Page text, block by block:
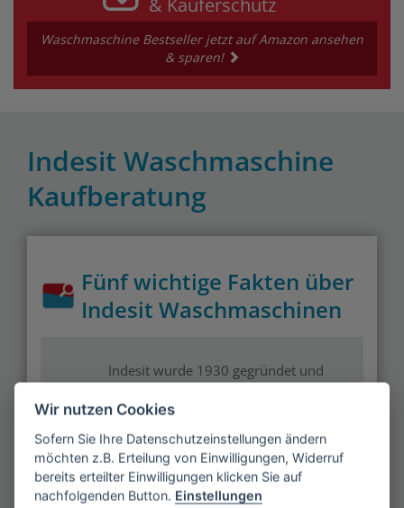
& Käuferschutz
Waschmaschine Bestseller jetzt auf Amazon ansehen
& sparen!
Indesit Waschmaschine
Kaufberatung
Fünf wichtige Fakten über
Indesit Waschmaschinen
Indesit wurde 1930 gegründet und
Warmwasserboiler und einiges mehr
her
Wir nutzen Cookies
Sofern Sie Ihre Datenschutzeinstellungen ändern
möchten z.B. Erteilung von Einwilligungen, Widerruf
bereits erteilter Einwilligungen klicken Sie auf
nachfolgenden Button. Einstellungen